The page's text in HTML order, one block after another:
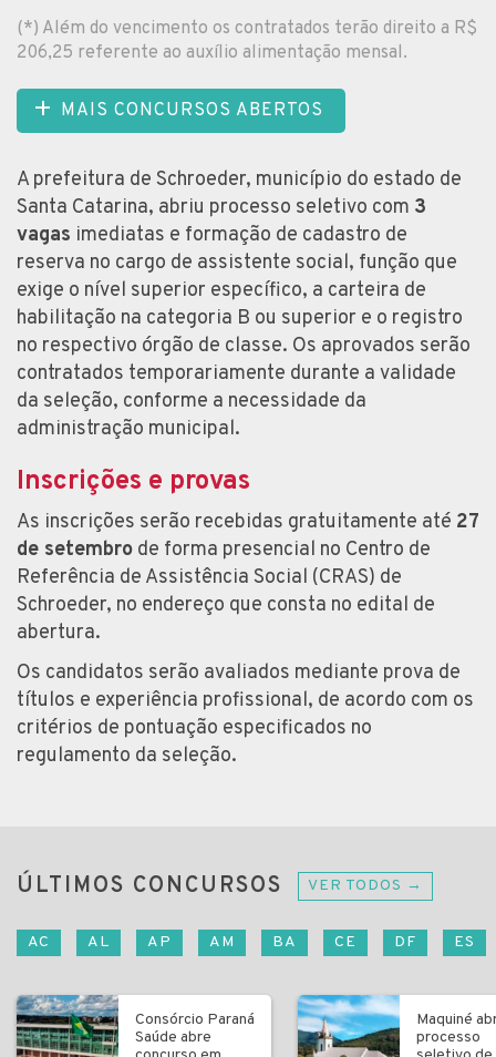
(*) Além do vencimento os contratados terão direito a R$
206,25 referente ao auxílio alimentação mensal.
MAIS CONCURSOS ABERTOS
A prefeitura de Schroeder, município do estado de
Santa Catarina, abriu processo seletivo com 3
vagas imediatas e formação de cadastro de
reserva no cargo de assistente social, função que
exige o nível superior específico, a carteira de
habilitação na categoria B ou superior e o registro
no respectivo órgão de classe. Os aprovados serão
contratados temporariamente durante a validade
da seleção, conforme a necessidade da
administração municipal.
Inscrições e provas
As inscrições serão recebidas gratuitamente até 27
de setembro de forma presencial no Centro de
Referência de Assistência Social (CRAS) de
Schroeder, no endereço que consta no edital de
abertura.
Os candidatos serão avaliados mediante prova de
títulos e experiência profissional, de acordo com os
critérios de pontuação especificados no
regulamento da seleção.
ÚLTIMOS CONCURSOS VER TODOS →
AC AL AP AM BA CE DF ES
Consórcio Paraná
Saúde abre
Maquiné
processo